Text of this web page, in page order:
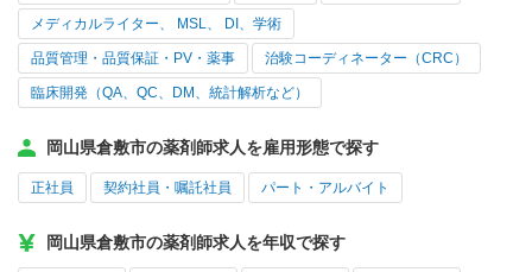
メディカルライター、 MSL、 DI、学術
品質管理・品質保証・PV・薬事 治験コーディネーター（CRC）
臨床開発（QA、QC、DM、統計解析など）
岡山県倉敷市の薬剤師求人を雇用形態で探す
正社員 契約社員・嘱託社員 パート・アルバイト
岡山県倉敷市の薬剤師求人を年収で探す